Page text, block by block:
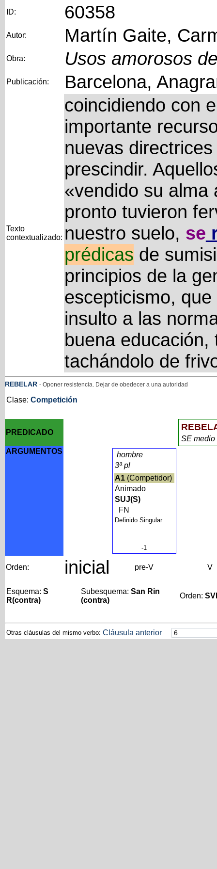
ID: 60358
Autor: Martín Gaite,
Obra: Usos amorosos
Publicación: Barcelona,
Texto
contextualizado:
coincidiendo con
importante
nuevas
prescindir.
«vendido su alma
pronto tuvieron
nuestro suelo, se
prédicas de
principios de la
escepticismo,
insulto a las
buena
tachándolo de
REBELAR - Oponer resistencia. Dejar de obedecer a una autoridad
Clase: Competición
PREDICADO
SE medio
ARGUMENTOS
hombre
3ª pl
A1(Competidor)
Animado
SUJ(S)
FN
Definido Singular
-1
Orden: inicial pre-V V
Esquema: S
R(contra)
Subesquema: San Rin
(contra)
Orden:
Otras cláusulas del mismo verbo: Cláusula anterior